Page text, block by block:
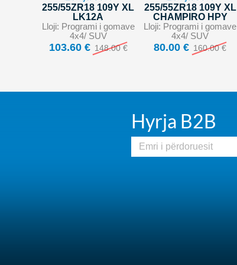
255/55ZR18 109Y XL
LK12A
Lloji: Programi i gomave
4x4/ SUV
103.60 € 148.00 €
255/55ZR18 109Y XL
CHAMPIRO HPY
Lloji: Programi i gomave
4x4/ SUV
80.00 € 160.00 €
Hyrja B2B